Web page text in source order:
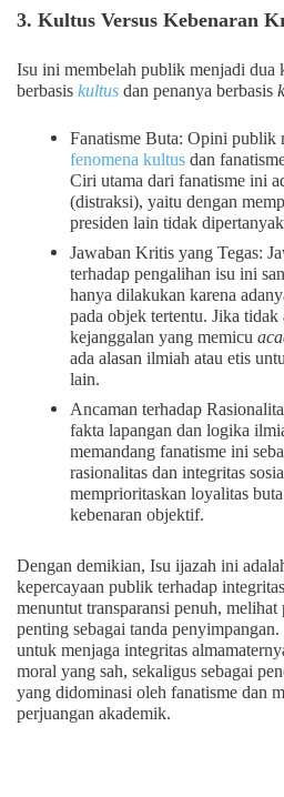
3. Kultus Versus Kebenaran
Isu ini membelah publik menjadi dua
berbasis kultus dan penanya berbasis
Fanatisme Buta: Opini publik
fenomena kultus dan
Ciri utama dari fanatisme ini
(distraksi), yaitu dengan
presiden lain tidak
Jawaban Kritis yang Tegas:
terhadap pengalihan isu ini
hanya dilakukan karena
pada objek tertentu. Jika tidak
kejanggalan yang memicu
ada alasan ilmiah atau etis
lain.
Ancaman terhadap
fakta lapangan dan logika
memandang fanatisme ini
rasionalitas dan integritas
memprioritaskan loyalitas
kebenaran objektif.
Dengan demikian, Isu ijazah ini
kepercayaan publik terhadap
menuntut transparansi penuh,
penting sebagai tanda
untuk menjaga integritas
moral yang sah, sekaligus sebagai
yang didominasi oleh fanatisme dan
perjuangan akademik.